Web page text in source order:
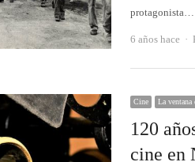
protagonista…
6 años hace
Cine La ventana
120
cine en